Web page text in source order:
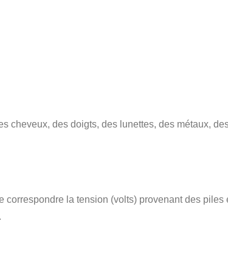
cheveux, des doigts, des lunettes, des métaux,
la tension (volts) provenant des piles